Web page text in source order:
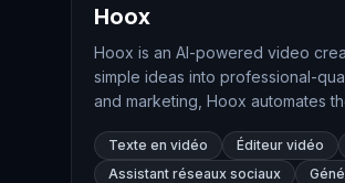
Hoox
Hoox is an AI-powered video
simple ideas into professional-
and marketing, Hoox automates
editing tools.
Texte en vidéo Éditeur vidéo
Assistant réseaux sociaux